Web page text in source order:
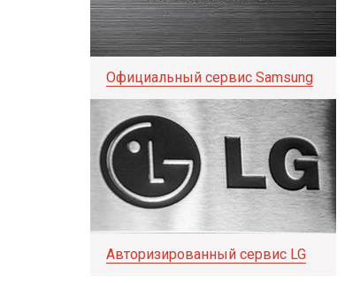
Официальный сервис Samsung
Авторизированный сервис LG